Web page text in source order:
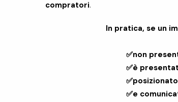
compratori.
In pratica, se un
✅non
✅è
✅e